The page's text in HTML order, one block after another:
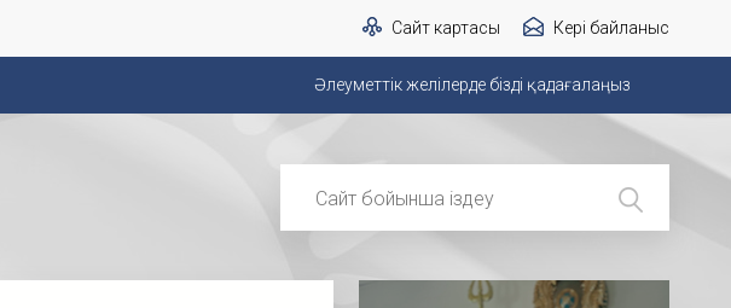
Сайт картасы Кері байланыс
Әлеуметтік желілерде бізді қадағалаңыз